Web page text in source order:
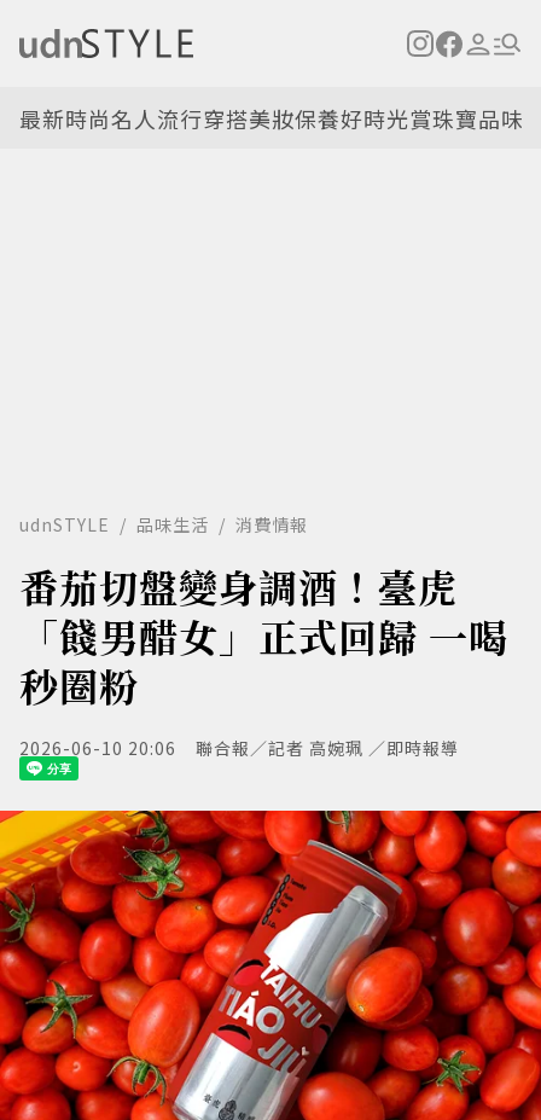
最新時尚名人流行穿搭美妝保養好時光賞珠寶品味
udnSTYLE 品味生活 消費情報
番茄切盤變身調酒！臺虎
「餞男醋女」正式回歸 一喝
秒圈粉
2026-06-10 20:06 聯合報／記者 高婉珮 ／即時報導